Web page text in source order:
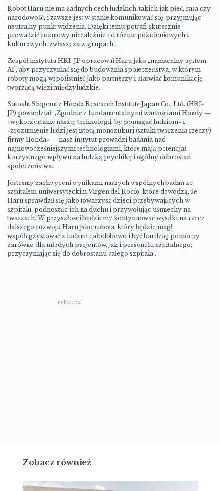
Robot Haru nie ma żadnych cech ludzkich, takich jak płeć, rasa czy
narodowość, i zawsze jest w stanie komunikować się, przyjmując
neutralny punkt widzenia. Dzięki temu potrafi skutecznie
prowadzić rozmowy niezależnie od różnic pokoleniowych i
kulturowych, zwłaszcza w grupach.
Zespół instytutu HRI-JP opracował Haru jako „namacalny system
AI”, aby przyczyniać się do budowania społeczeństwa, w którym
roboty mogą współistnieć jako partnerzy i ułatwiać komunikację
tworzącą więzi międzyludzkie.
Satoshi Shigemi z Honda Research Institute Japan Co., Ltd. (HRI-
JP) powiedział: „Zgodnie z fundamentalnymi wartościami Hondy —
«wykorzystanie naszej technologii, by pomagać ludziom» i
«zrozumienie ludzi jest istotą monozukuri (sztuki tworzenia rzeczy)
firmy Honda» — nasz instytut prowadzi badania nad
najnowocześniejszymi technologiami, które mają potencjał
korzystnego wpływu na ludzką psychikę i ogólny dobrostan
społeczeństwa.
Jesteśmy zachwyceni wynikami naszych wspólnych badań ze
szpitalem uniwersyteckim Virgen del Rocío, które dowodzą, że
Haru sprawdził się jako towarzysz dzieci przebywających w
szpitalu, podnosząc ich na duchu i przywołując uśmiechy na
twarzach. W przyszłości będziemy kontynuować wysiłki na rzecz
dalszego rozwoju Haru jako robota, który będzie mógł
współegzystować z ludźmi całodobowo i być bardziej pomocny
zarówno dla młodych pacjentów, jak i personelu szpitalnego,
przyczyniając się do dobrostanu całego szpitala”.
reklama
Zobacz również